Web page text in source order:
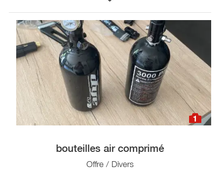
1
bouteilles air comprimé
Offre / Divers